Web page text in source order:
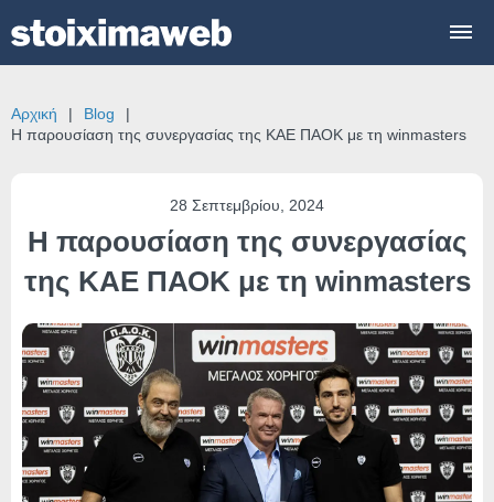
Αρχική
Blog
Η παρουσίαση της συνεργασίας της ΚΑΕ ΠΑΟΚ με τη winmasters
28 Σεπτεμβρίου, 2024
Η παρουσίαση της συνεργασίας
της ΚΑΕ ΠΑΟΚ με τη winmasters